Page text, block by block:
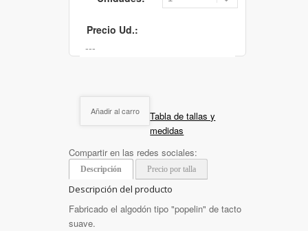
Precio Ud.:
Añadir al carro
Tabla de tallas y
medidas
Compartir en las redes sociales:
Descripción Precio por talla
Descripción del producto
Fabricado el algodón tipo "popelin" de tacto
suave.